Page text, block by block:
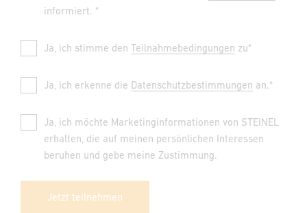
informiert. *
Ja, ich stimme den Teilnahmebedingungen zu*
Ja, ich erkenne die Datenschutzbestimmungen an.*
Ja, ich möchte Marketinginformationen von STEINEL
erhalten, die auf meinen persönlichen Interessen
beruhen und gebe meine Zustimmung.
Jetzt teilnehmen